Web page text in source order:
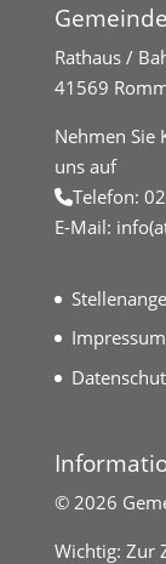
Rathaus /
41569
Nehmen Sie
uns auf
Telefon:
E-Mail:
Impressum
© 2026
Wichtig: Zur